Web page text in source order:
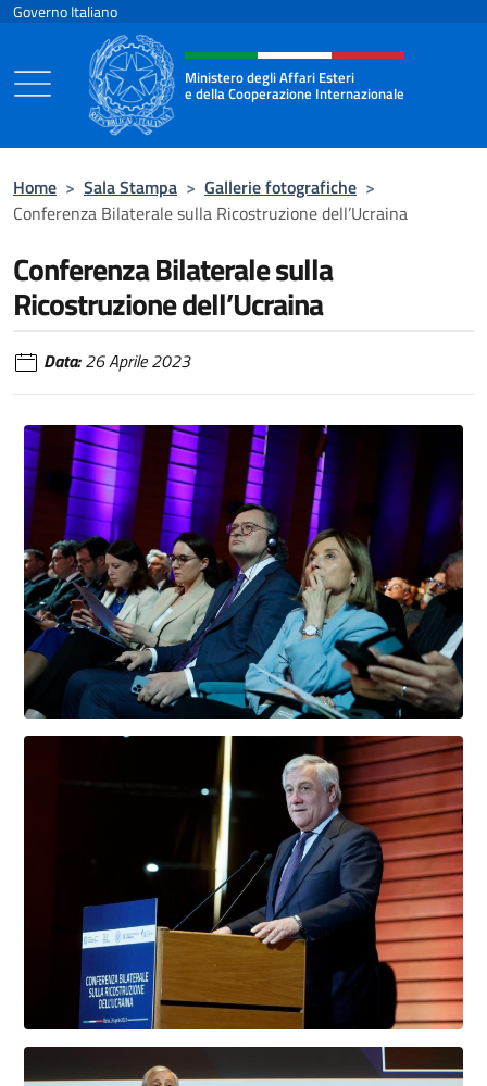
Salta al contenuto
Governo Italiano
Intestazione sito, social e menù
Ministero degli Affari Esteri
e della Cooperazione Internazionale
Home > Sala Stampa > Gallerie fotografiche >
Conferenza Bilaterale sulla Ricostruzione dell’Ucraina
Conferenza Bilaterale sulla
Ricostruzione dell’Ucraina
Data:26 Aprile 2023